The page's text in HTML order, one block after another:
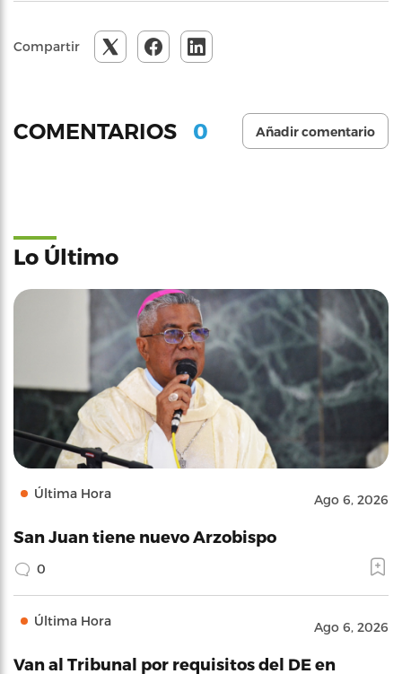
Compartir
COMENTARIOS 0 Añadir comentario
Lo Último
Última Hora Ago 6, 2026
San Juan tiene nuevo Arzobispo
0
Última Hora Ago 6, 2026
Van al Tribunal por requisitos del DE en